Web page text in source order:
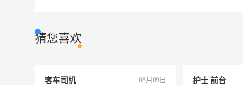
猜您喜欢
客车司机 08月09日 护士 前台